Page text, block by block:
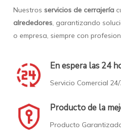
Nuestros servicios de cerrajería
alrededores, garantizando
o empresa, siempre con
En espera las 24
Servicio Comercial 24/
Producto de la
Producto